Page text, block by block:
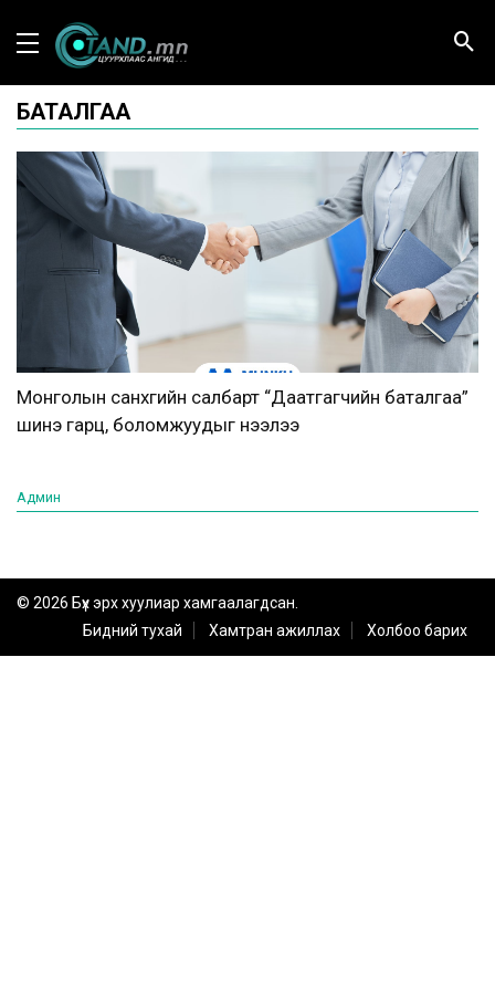
БАТАЛГАА
Монголын санхүүгийн салбарт “Даатгагчийн баталгаа”
шинэ гарц, боломжуудыг нээлээ
Админ
© 2026 Бүх эрх хуулиар хамгаалагдсан.
Бидний тухай
Хамтран ажиллах Холбоо барих